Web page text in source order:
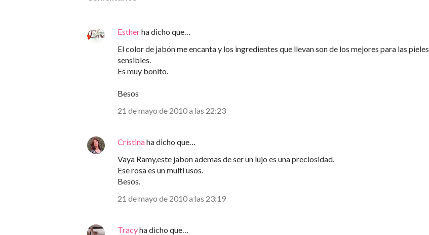
Estherha dicho que…
El color de jabón me encanta y los ingredientes que llevan son de los mejores para las pieles
sensibles.
Es muy bonito.
Besos
21 de mayo de 2010 a las 22:23
Cristinaha dicho que…
Vaya Ramy,este jabon ademas de ser un lujo es una preciosidad.
Ese rosa es un multi usos.
Besos.
21 de mayo de 2010 a las 23:19
Tracyha dicho que…